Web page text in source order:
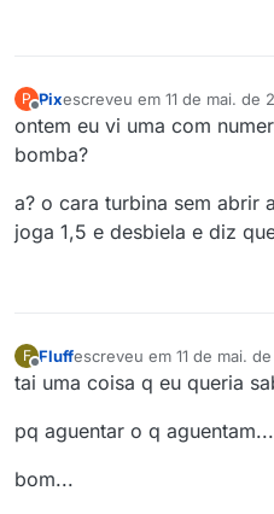
P
Offline
Pixescreveu em 11 de mai. de
última edição por
ontem eu vi uma com
bomba?
a? o cara turbina sem abrir
joga 1,5 e desbiela e diz
F
Offline
Fluffescreveu em 11 de mai.
última edição por
tai uma coisa q eu queria
pq aguentar o q aguentam...
bom...